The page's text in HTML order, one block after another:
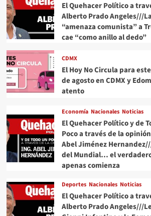
El Quehacer Político a
Alberto Prado Angeles///La
“amenaza comunista” a
cae “como anillo al dedo”
CDMX
El Hoy No Circula para
de agosto en CDMX y
atento
Economía Nacionales Noticias
El Quehacer Político y de
Poco a través de la
Abel Jiménez
del Mundial… el
apenas comienza
Deportes Nacionales Noticias
El Quehacer Político a
Alberto Prado Angeles///